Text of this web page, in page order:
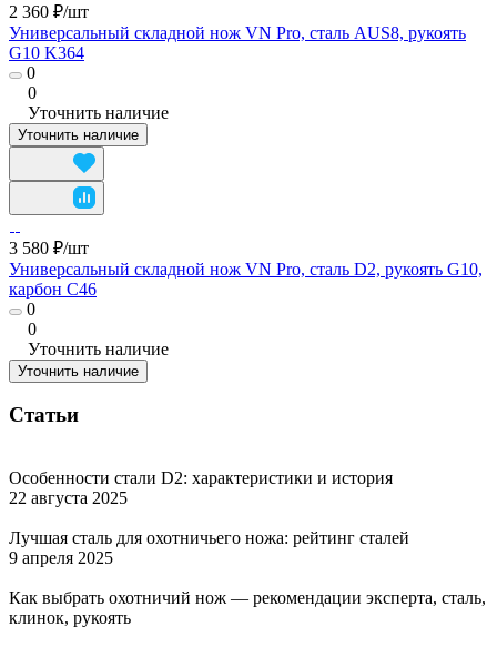
2 360 ₽/шт
Универсальный складной нож VN Pro, сталь AUS8, рукоять
G10 K364
0
0
Уточнить наличие
Уточнить наличие
3 580 ₽/шт
Универсальный складной нож VN Pro, сталь D2, рукоять G10,
карбон C46
0
0
Уточнить наличие
Уточнить наличие
Статьи
Особенности стали D2: характеристики и история
22 августа 2025
Лучшая сталь для охотничьего ножа: рейтинг сталей
9 апреля 2025
Как выбрать охотничий нож — рекомендации эксперта, сталь,
клинок, рукоять